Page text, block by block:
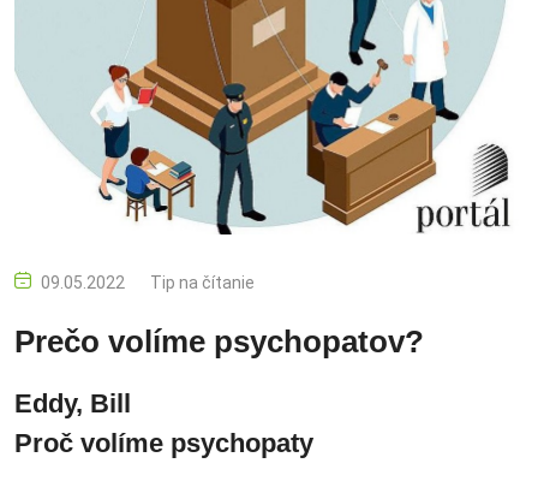
09.05.2022 Tip na čítanie
Prečo volíme psychopatov?
Eddy, Bill
Proč volíme psychopaty